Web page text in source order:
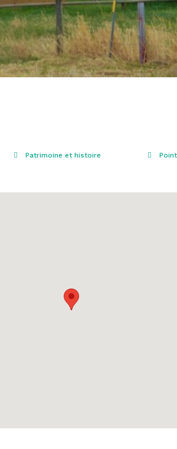
Patrimoine et histoire